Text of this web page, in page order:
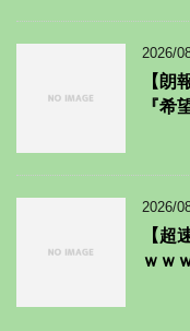
2026/
【朗
『希
2026/
【超
ｗｗ